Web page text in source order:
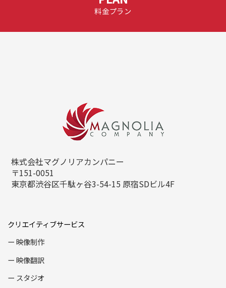
料金プラン
株式会社マグノリアカンパニー
〒151-0051
東京都渋谷区千駄ヶ谷3-54-15 原宿SDビル4F
クリエイティブサービス
映像制作
映像翻訳
スタジオ